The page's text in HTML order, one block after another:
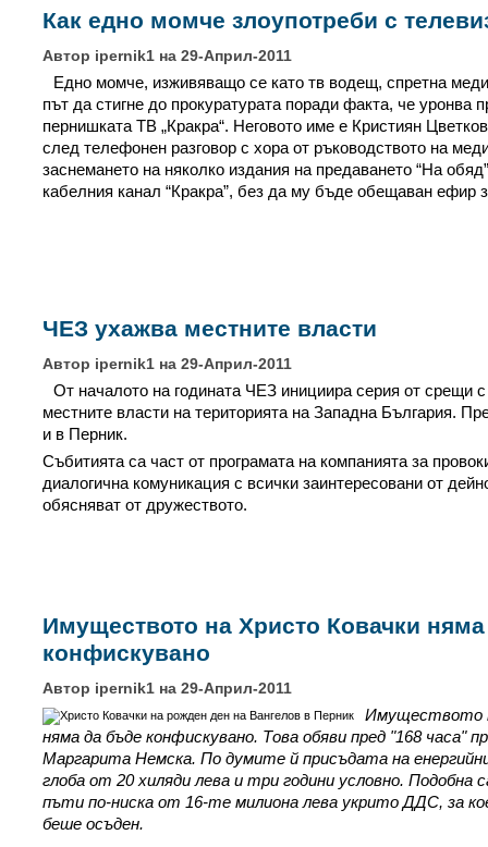
Как едно момче злоупотреби с
Автор ipernik1 на 29-Април-2011
Едно момче, изживяващо се като тв водещ, спретна
път да стигне до прокуратурата поради факта, че уронва
пернишката ТВ „Кракра“. Неговото име е Кристиян
след телефонен разговор с хора от ръководството на
заснемането на няколко издания на предаването “На
кабелния канал “Кракра”, без да му бъде обещаван ефир
ЧЕЗ ухажва местните власти
Автор ipernik1 на 29-Април-2011
От началото на годината ЧЕЗ инициира серия от срещи
местните власти на територията на Западна България.
и в Перник.
Събитията са част от програмата на компанията за
диалогична комуникация с всички заинтересовани от
обясняват от дружеството.
Имуществото на Христо Ковачки
конфискувано
Автор ipernik1 на 29-Април-2011
Имуществото
няма да бъде конфискувано. Това обяви пред "168 часа"
Маргарита Немска. По думите й присъдата на
глоба от 20 хиляди лева и три години условно. Подобна
пъти по-ниска от 16-те милиона лева укрито ДДС, за
беше осъден.